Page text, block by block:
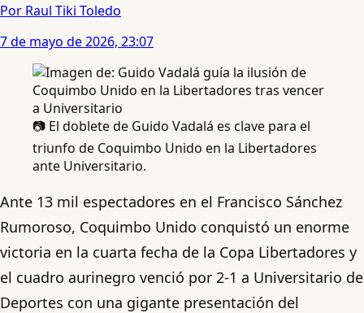
Por Raul Tiki Toledo
7 de mayo de 2026, 23:07
📷 El doblete de Guido Vadalá es clave para el
triunfo de Coquimbo Unido en la Libertadores
ante Universitario.
Ante 13 mil espectadores en el Francisco Sánchez
Rumoroso, Coquimbo Unido conquistó un enorme
victoria en la cuarta fecha de la Copa Libertadores y
el cuadro aurinegro venció por 2-1 a Universitario de
Deportes con una gigante presentación del